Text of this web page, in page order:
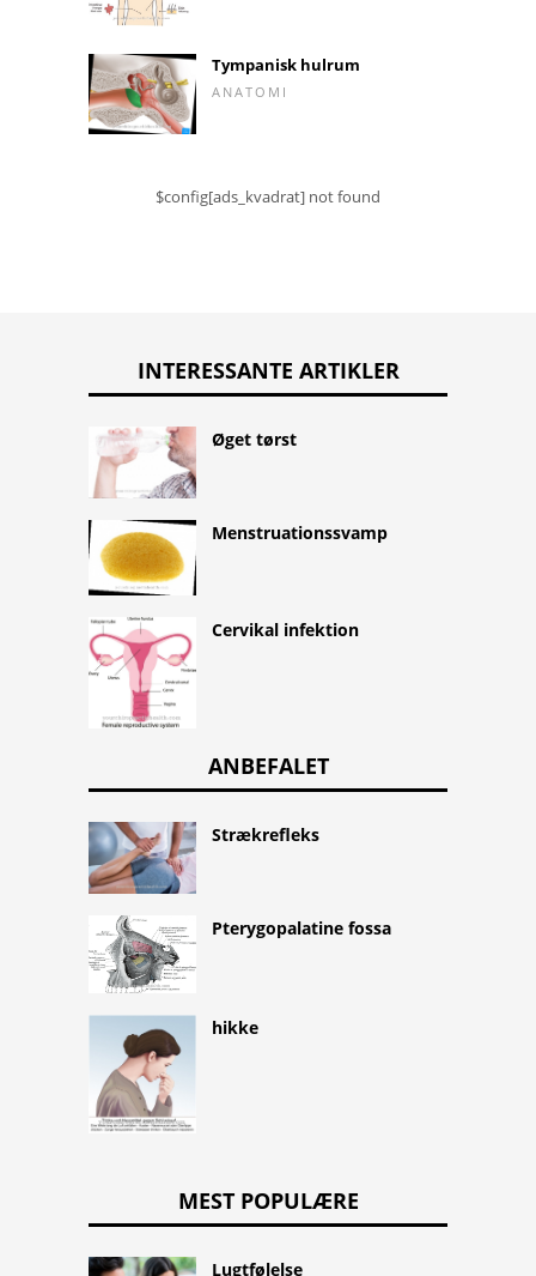
Tympanisk hulrum
ANATOMI
$config[ads_kvadrat] not found
INTERESSANTE ARTIKLER
Øget tørst
Menstruationssvamp
Cervikal infektion
ANBEFALET
Strækrefleks
Pterygopalatine fossa
hikke
MEST POPULÆRE
Lugtfølelse